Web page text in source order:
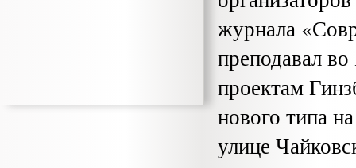
журнала
преподавал
проектам
нового типа
улице